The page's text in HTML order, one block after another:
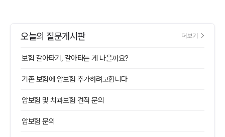
오늘의 질문게시판 더보기
보험 갈아타기, 갈아타는 게 나을까요?
기존 보험에 암보험 추가하려고합니다
암보험 및 치과보험 견적 문의
암보험 문의